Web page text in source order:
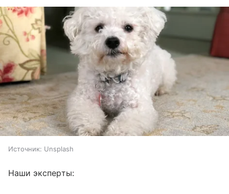
Источник: Unsplash
Наши эксперты: